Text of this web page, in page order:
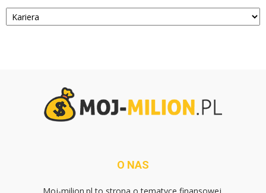
Kategorie
O NAS